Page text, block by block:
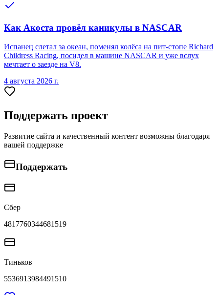
Как Акоста провёл каникулы в NASCAR
Испанец слетал за океан, поменял колёса на пит-стопе Richard
Childress Racing, посидел в машине NASCAR и уже вслух
мечтает о заезде на V8.
4 августа 2026 г.
Поддержать проект
Развитие сайта и качественный контент возможны благодаря
вашей поддержке
Поддержать
Сбер
4817760344681519
Тиньков
5536913984491510